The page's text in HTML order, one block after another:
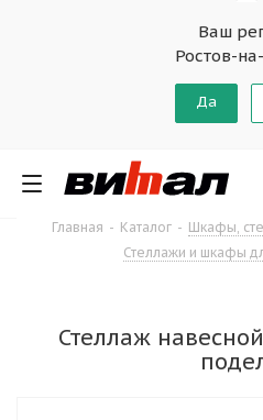
Ваш
Ростов-
Да
Главная - Каталог - Шкафы,
Стеллажи и шкафы
Стеллаж